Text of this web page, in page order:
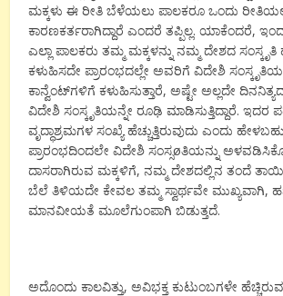
ಮಕ್ಕಳು ಈ ರೀತಿ ಬೆಳೆಯಲು ಪಾಲಕರೂ ಒಂದು
ಕಾರಣಕರ್ತರಾಗಿದ್ದಾರೆ ಎಂದರೆ ತಪ್ಪಿಲ್ಲ. ಯಾಕೆಂದರೆ,
ಎಲ್ಲಾ ಪಾಲಕರು ತಮ್ಮ ಮಕ್ಕಳನ್ನು ನಮ್ಮ ದೇಶದ
ಕಳುಹಿಸದೇ ಪ್ರಾರಂಭದಲ್ಲೇ ಅವರಿಗೆ ವಿದೇಶಿ
ಕಾನ್ವೆಂಟ್‍ಗಳಿಗೆ ಕಳುಹಿಸುತ್ತಾರೆ, ಅಷ್ಟೇ ಅಲ್ಲದೇ
ವಿದೇಶಿ ಸಂಸ್ಕೃತಿಯನ್ನೇ ರೂಢಿ ಮಾಡಿಸುತ್ತಿದ್ದಾರೆ. ಇದರ
ವೃದ್ಧಾಶ್ರಮಗಳ ಸಂಖ್ಯೆ ಹೆಚ್ಚುತ್ತಿರುವುದು ಎಂದು
ಪ್ರಾರಂಭದಿಂದಲೇ ವಿದೇಶಿ ಸಂಸ್ಸøತಿಯನ್ನು
ದಾಸರಾಗಿರುವ ಮಕ್ಕಳಿಗೆ, ನಮ್ಮ ದೇಶದಲ್ಲಿನ ತಂದೆ
ಬೆಲೆ ತಿಳಿಯದೇ ಕೇವಲ ತಮ್ಮ ಸ್ವಾರ್ಥವೇ ಮುಖ್ಯವಾಗಿ,
ಮಾನವೀಯತೆ ಮೂಲೆಗುಂಪಾಗಿ ಬಿಡುತ್ತದೆ.
ಅದೊಂದು ಕಾಲವಿತ್ತು, ಅವಿಭಕ್ತ ಕುಟುಂಬಗಳೇ